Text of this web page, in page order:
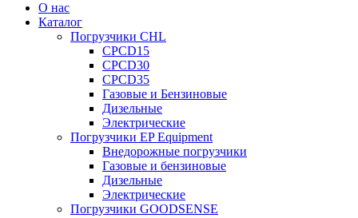
О нас
Каталог
Погрузчики CHL
CPCD15
CPCD30
CPCD35
Газовые и Бензиновые
Дизельные
Электрические
Погрузчики EP Equipment
Внедорожные погрузчики
Газовые и бензиновые
Дизельные
Электрические
Погрузчики GOODSENSE